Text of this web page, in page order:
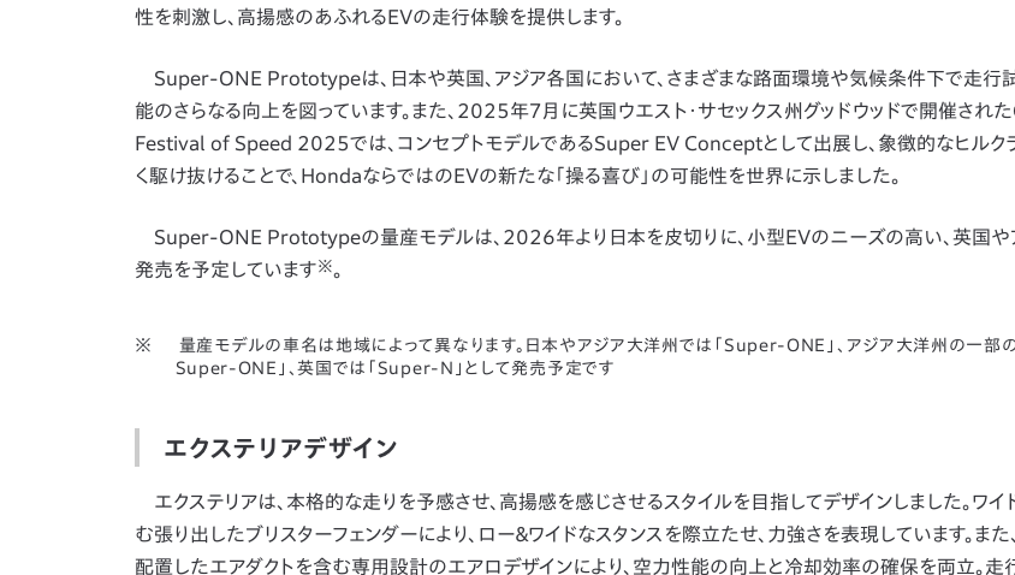
性を刺激し、高揚感のあふれるEVの走行体験を提供します。
Super-ONE Prototypeは、日本や英国、アジア各国において、さまざまな路面環境や気候条件下で走行
能のさらなる向上を図っています。また、2025年７月に英国ウエスト・サセックス州グッドウッドで開催され
Festival of Speed 2025では、コンセプトモデルであるSuper EV Conceptとして出展し、象徴的なヒルク
く駆け抜けることで、HondaならではのEVの新たな「操る喜び」の可能性を世界に示しました。
Super-ONE Prototypeの量産モデルは、2026年より日本を皮切りに、小型EVのニーズの高い、英国や
発売を予定しています※。
量産モデルの車名は地域によって異なります。日本やアジア大洋州では「Super-ONE」、アジア大洋州の一部
Super-ONE」、英国では「Super-N」として発売予定です
エクステリアデザイン
エクステリアは、本格的な走りを予感させ、高揚感を感じさせるスタイルを目指してデザインしました。ワイ
む張り出したブリスターフェンダーにより、ロー＆ワイドなスタンスを際立たせ、力強さを表現しています。また
配置したエアダクトを含む専用設計のエアロデザインにより、空力性能の向上と冷却効率の確保を両立。走